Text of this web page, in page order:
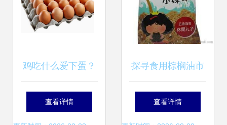
鸡吃什么爱下蛋？
——科学饲养与食
查看详情
探寻食用棕榈油市
场 供应、批发、价
查看详情